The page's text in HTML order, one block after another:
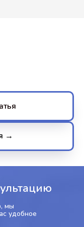
→
мы
удобное